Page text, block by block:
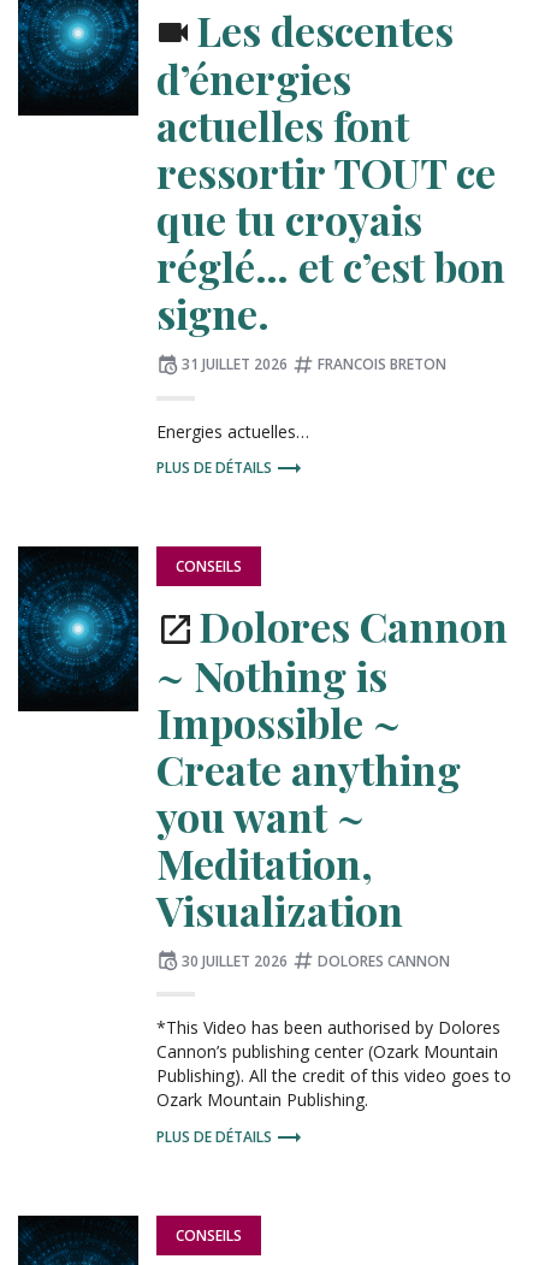
Les descentes
d’énergies
actuelles font
ressortir TOUT ce
que tu croyais
réglé… et c’est bon
signe.
Publié
31 JUILLET 2026
Tagué
FRANCOIS BRETON
Energies actuelles…
PLUS DE DÉTAILS
PUBLIÉ
DANS
CONSEILS
Dolores Cannon
~ Nothing is
Impossible ~
Create anything
you want ~
Meditation,
Visualization
Publié
30 JUILLET 2026
Tagué
DOLORES CANNON
*This Video has been authorised by Dolores
Cannon’s publishing center (Ozark Mountain
Publishing). All the credit of this video goes to
Ozark Mountain Publishing.
PLUS DE DÉTAILS
PUBLIÉ
CONSEILS